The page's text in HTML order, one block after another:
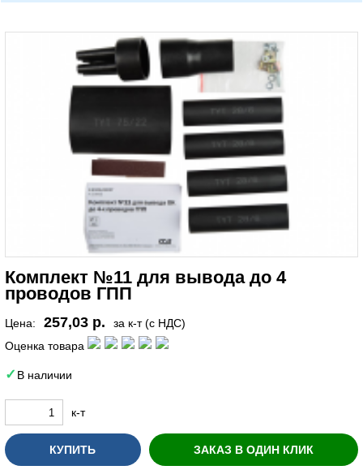
Комплект №11 для вывода до 4
проводов ГПП
Цена: 257,03 р.
за к-т (с НДС)
Оценка товара
В наличии
к-т
КУПИТЬ ЗАКАЗ В ОДИН КЛИК